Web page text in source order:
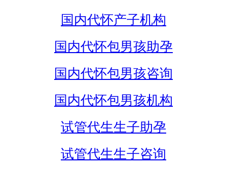
国内代怀产子机构
国内代怀包男孩助孕
国内代怀包男孩咨询
国内代怀包男孩机构
试管代生生子助孕
试管代生生子咨询